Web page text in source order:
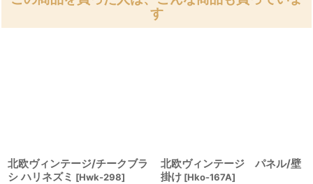
す
北欧ヴィンテージ/チークブラ
シ ハリネズミ [Hwk-298]
北欧ヴィンテージ パネル/壁
掛け [Hko-167A]